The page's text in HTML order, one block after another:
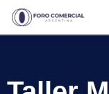
Skip